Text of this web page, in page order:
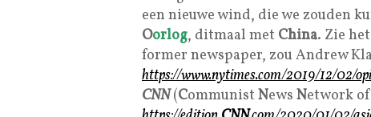
een nieuwe wind, die we zouden
Oorlog, ditmaal met China. Zie
former newspaper, zou Andrew
https://www.nytimes.com/2019/12/02/
CNN(Communist News Network of